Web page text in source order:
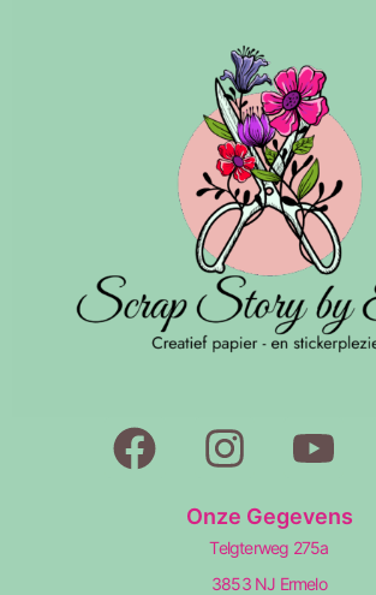
Onze Gegevens
Telgterweg 275a
3853 NJ Ermelo